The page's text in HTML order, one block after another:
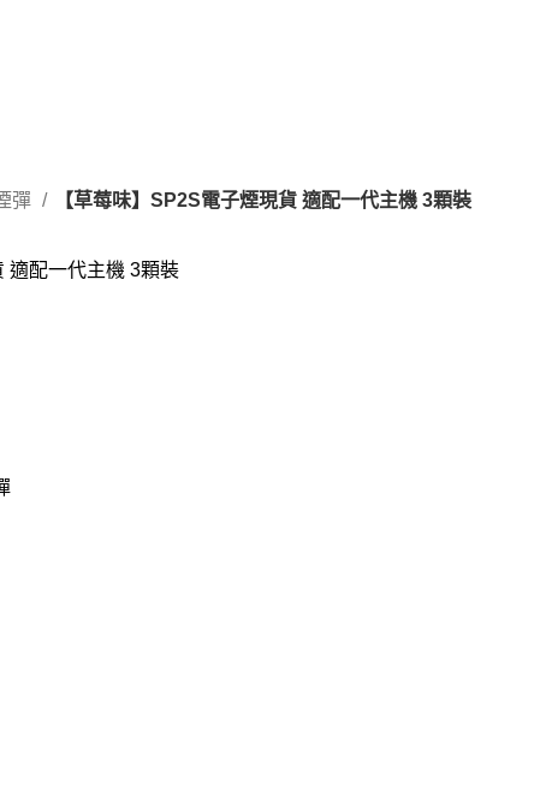
彈
【草莓味】SP2S電子煙現貨 適配一代主機 3顆裝
適配一代主機 3顆裝